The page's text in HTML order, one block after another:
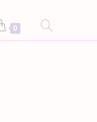
0 Website-